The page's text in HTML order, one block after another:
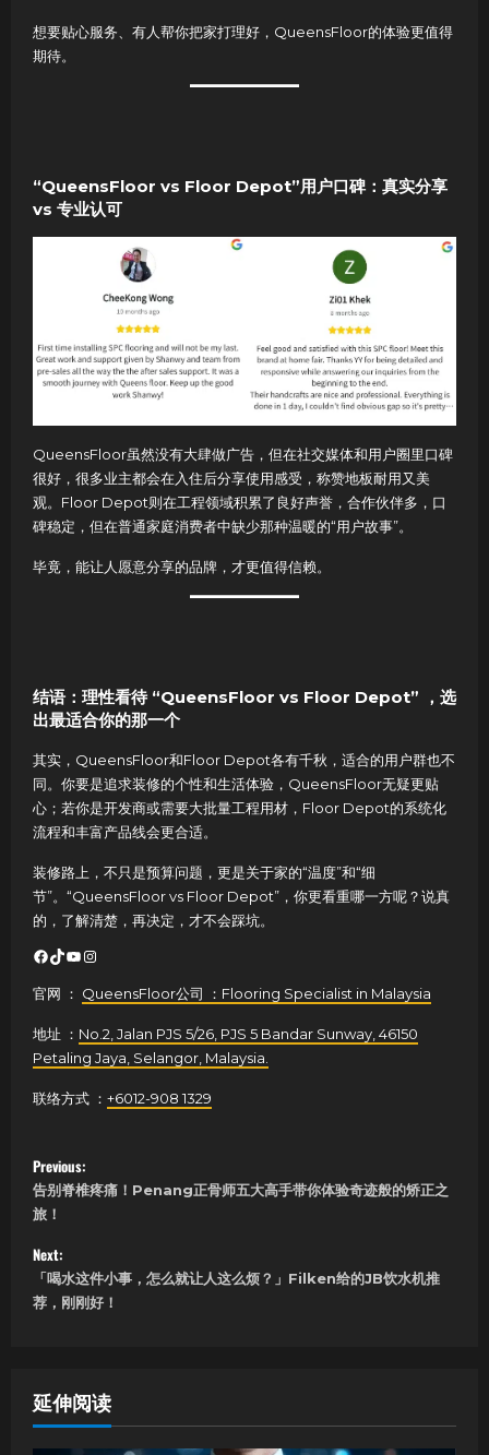
想要贴心服务、有人帮你把家打理好，QueensFloor的体验更值得
期待。
“QueensFloor vs Floor Depot”用户口碑：真实分享
vs 专业认可
QueensFloor虽然没有大肆做广告，但在社交媒体和用户圈里口碑
很好，很多业主都会在入住后分享使用感受，称赞地板耐用又美
观。Floor Depot则在工程领域积累了良好声誉，合作伙伴多，口
碑稳定，但在普通家庭消费者中缺少那种温暖的“用户故事”。
毕竟，能让人愿意分享的品牌，才更值得信赖。
结语：理性看待 “QueensFloor vs Floor Depot” ，选
出最适合你的那一个
其实，QueensFloor和Floor Depot各有千秋，适合的用户群也不
同。你要是追求装修的个性和生活体验，QueensFloor无疑更贴
心；若你是开发商或需要大批量工程用材，Floor Depot的系统化
流程和丰富产品线会更合适。
装修路上，不只是预算问题，更是关于家的“温度”和“细
节”。“QueensFloor vs Floor Depot”，你更看重哪一方呢？说真
的，了解清楚，再决定，才不会踩坑。
Facebook
TikTok
YouTube
Instagram
官网 ： QueensFloor公司 ：Flooring Specialist in Malaysia
地址 ： No.2, Jalan PJS 5/26, PJS 5 Bandar Sunway, 46150
Petaling Jaya, Selangor, Malaysia.
联络方式 ： +6012-908 1329
P
o
s
t
a
v
Previous:
告别脊椎疼痛！Penang正骨师五大高手带你体验奇迹般的矫正之
旅！
Next:
「喝水这件小事，怎么就让人这么烦？」Filken给的JB饮水机推
荐，刚刚好！
延伸阅读